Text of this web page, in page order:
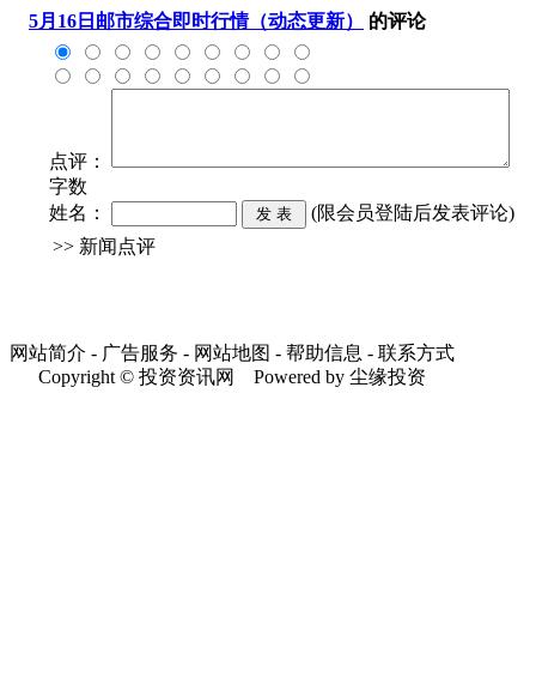
5月16日邮市综合即时行情（动态更新） 的评论
点评：
字数
姓名：
(限会员登陆后发表评论)
>> 新闻点评
网站简介 - 广告服务 - 网站地图 - 帮助信息 - 联系方式
Copyright © 投资资讯网 Powered by 尘缘投资